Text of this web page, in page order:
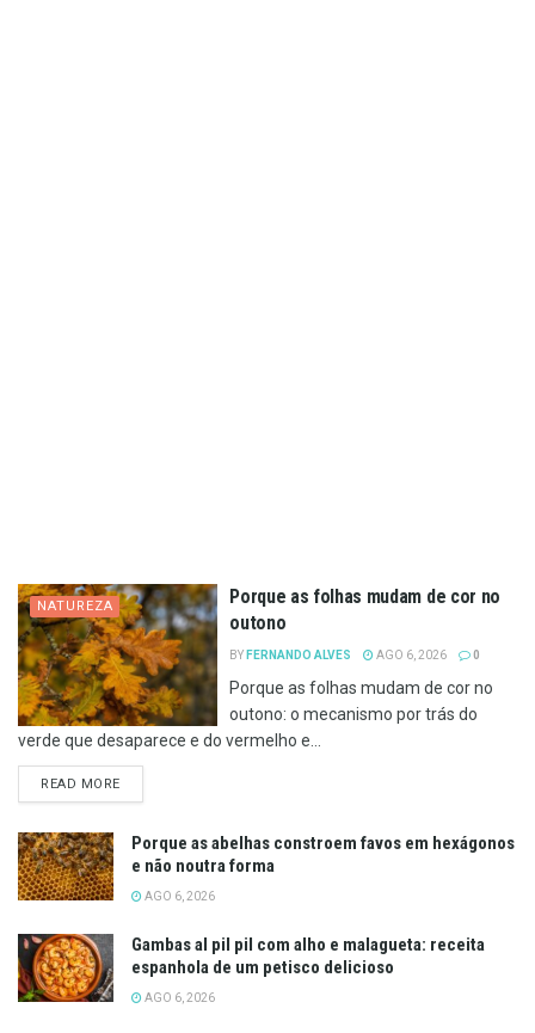
NATUREZA
Porque as folhas mudam de cor no
outono
BY FERNANDO ALVES AGO 6, 2026 0
Porque as folhas mudam de cor no
outono: o mecanismo por trás do
verde que desaparece e do vermelho e...
READ MOREDETAILS
Porque as abelhas constroem favos em hexágonos
e não noutra forma
AGO 6, 2026
Gambas al pil pil com alho e malagueta: receita
espanhola de um petisco delicioso
AGO 6, 2026